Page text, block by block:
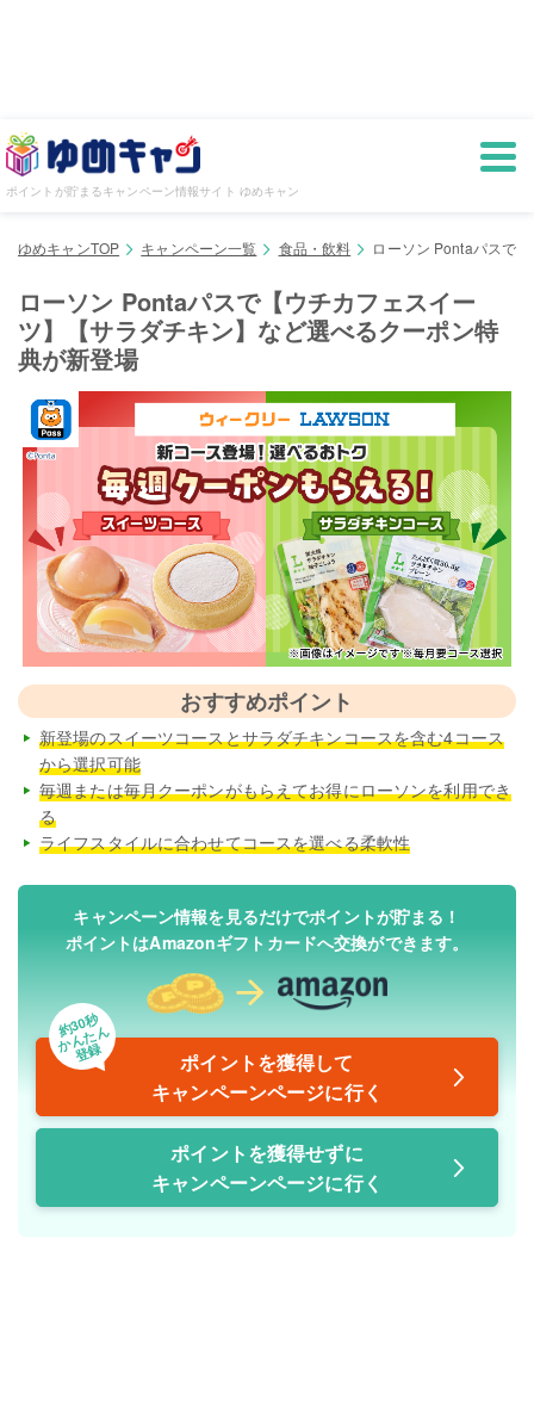
ポイントが貯まるキャンペーン情報サイト ゆめキャン
ゆめキャンTOP キャンペーン一覧 食品・飲料 ローソン Pontaパスで
ローソン Pontaパスで【ウチカフェスイー
ツ】【サラダチキン】など選べるクーポン特
典が新登場
おすすめポイント
新登場のスイーツコースとサラダチキンコースを含む4コース
から選択可能
毎週または毎月クーポンがもらえてお得にローソンを利用でき
る
ライフスタイルに合わせてコースを選べる柔軟性
キャンペーン情報を見るだけでポイントが貯まる！
ポイントはAmazonギフトカードへ交換ができます。
約30秒
かんたん
登録
ポイントを獲得して
キャンペーンページに行く
ポイントを獲得せずに
キャンペーンページに行く